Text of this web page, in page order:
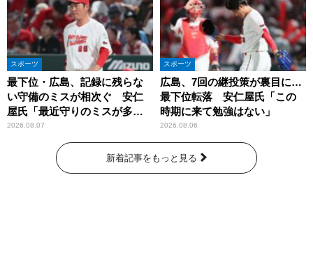
スポーツ
最下位・広島、記録に残らな
い守備のミスが相次ぐ 安仁
屋氏「最近守りのミスが多
い」
2026.08.07
スポーツ
広島、7回の継投策が裏目に…
最下位転落 安仁屋氏「この
時期に来て勉強はない」
2026.08.06
新着記事をもっと見る